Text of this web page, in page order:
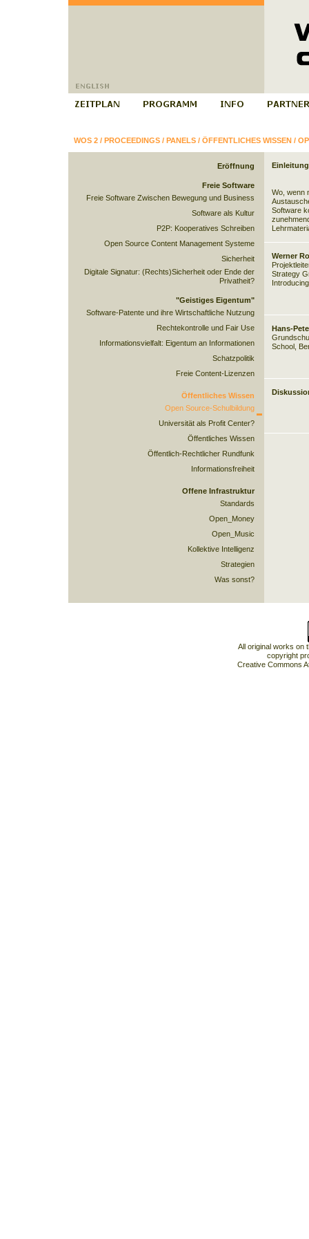
WOS 2/ PROCEEDINGS/ PANELS/ ÖFFENTLICHES WISSEN/
Eröffnung
Freie Software
Freie Software Zwischen Bewegung und Business
Software als Kultur
P2P: Kooperatives Schreiben
Open Source Content Management Systeme
Sicherheit
Digitale Signatur: (Rechts)Sicherheit oder Ende der
Privatheit?
"Geistiges Eigentum"
Software-Patente und ihre Wirtschaftliche Nutzung
Rechtekontrolle und Fair Use
Informationsvielfalt: Eigentum an Informationen
Schatzpolitik
Freie Content-Lizenzen
Öffentliches Wissen
Open Source-Schulbildung
Universität als Profit Center?
Öffentliches Wissen
Öffentlich-Rechtlicher Rundfunk
Informationsfreiheit
Offene Infrastruktur
Standards
Open_Money
Open_Music
Kollektive Intelligenz
Strategien
Was sonst?
Einleitung
Wo, wenn
Software
Werner
Strategy
Hans-
School,
All original works on
copyright
Creative Commons